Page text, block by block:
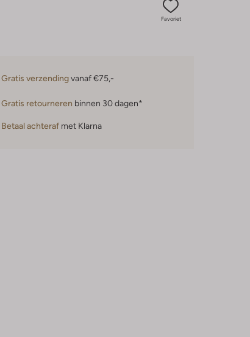
Favoriet
Gratis verzendingvanaf €75,-
Gratis retourneren binnen 30 dagen*
Betaal achteraf met Klarna